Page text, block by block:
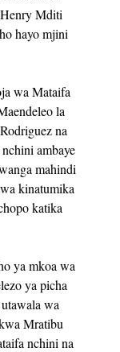
Mditi
hayo mjini
wa Mataifa
la
na
ambaye
mahindi
kinatumika
katika
ya mkoa wa
ya picha
wa
Mratibu
nchini na